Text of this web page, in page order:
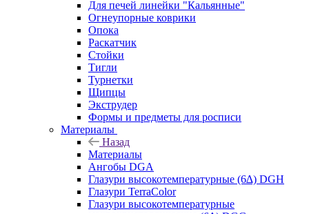
Для печей линейки "Кальянные"
Огнеупорные коврики
Опока
Раскатчик
Стойки
Тигли
Турнетки
Щипцы
Экструдер
Формы и предметы для росписи
Материалы
Назад
Материалы
Ангобы DGA
Глазури высокотемпературные (6∆) DGH
Глазури TerraColor
Глазури высокотемпературные